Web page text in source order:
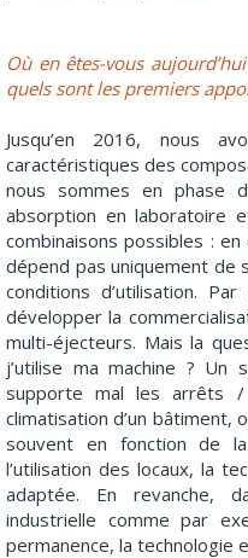
Où en êtes-vous
quels sont les premiers
Jusqu’en 2016, nous
caractéristiques des
nous sommes en phase
absorption en laboratoire
combinaisons possibles : en
dépend pas uniquement de
conditions d’utilisation.
développer la
multi-éjecteurs. Mais la
j’utilise ma machine ? Un
supporte mal les arrêts /
climatisation d’un bâtiment,
souvent en fonction de
l’utilisation des locaux, la
adaptée. En revanche,
industrielle comme par
permanence, la technologie